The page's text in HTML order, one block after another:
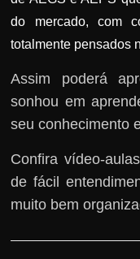
do mercado, com
totalmente pensados
Assim poderá
sonhou em
seu conhecimento
Confira vídeo-
de fácil
muito bem